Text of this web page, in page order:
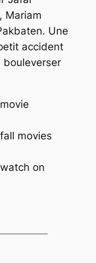
Mariam
Une
accident
bouleverser
movies
on